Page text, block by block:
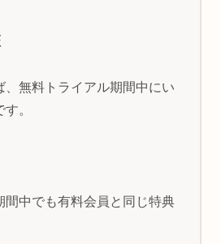
、無料トライアル期間中にい
。
間中でも有料会員と同じ特典